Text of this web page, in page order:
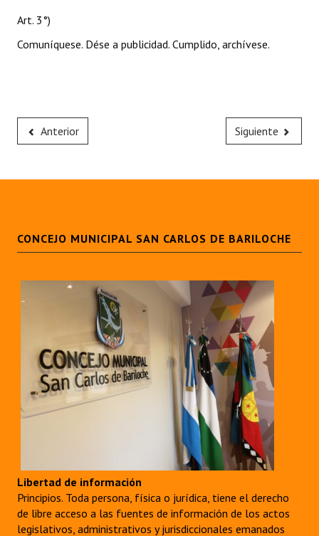
Art. 3°)
Comuníquese. Dése a publicidad. Cumplido, archívese.
Anterior Siguiente
CONCEJO MUNICIPAL SAN CARLOS DE BARILOCHE
Libertad de información
Principios. Toda persona, física o jurídica, tiene el derecho
de libre acceso a las fuentes de información de los actos
legislativos, administrativos y jurisdiccionales emanados